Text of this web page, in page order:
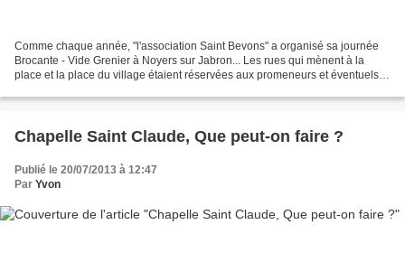
Comme chaque année, "l'association Saint Bevons" a organisé sa journée
Brocante - Vide Grenier à Noyers sur Jabron... Les rues qui mènent à la
place et la place du village étaient réservées aux promeneurs et éventuels
Chapelle Saint Claude, Que peut-on faire ?
Publié le 20/07/2013 à 12:47
Par Yvon